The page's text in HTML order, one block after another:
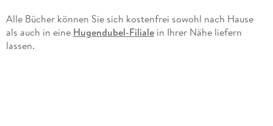
Alle Bücher können Sie sich kostenfrei sowohl nach Hause
als auch in eine Hugendubel-Filialein Ihrer Nähe liefern
lassen.